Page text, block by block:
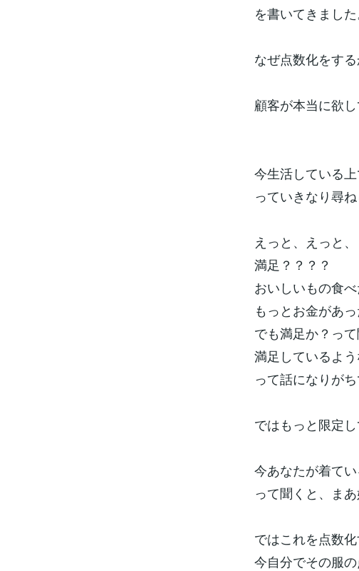
を書いてきました
なぜ点数化をす
顧客が本当に欲
今生活している
っていきなり尋
えっと、えっと、
満足？？？？
おいしいもの食
もっとお金があっ
でも満足か？って
満足しているよ
って話になりがち
ではもっと限定
今あなたが着て
って聞くと、ま
ではこれを点数化
今自分でその服